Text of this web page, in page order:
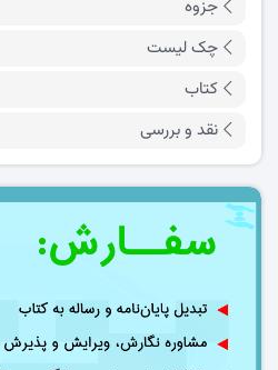
جزوه
چک لیست
کتاب
نقد و بررسی